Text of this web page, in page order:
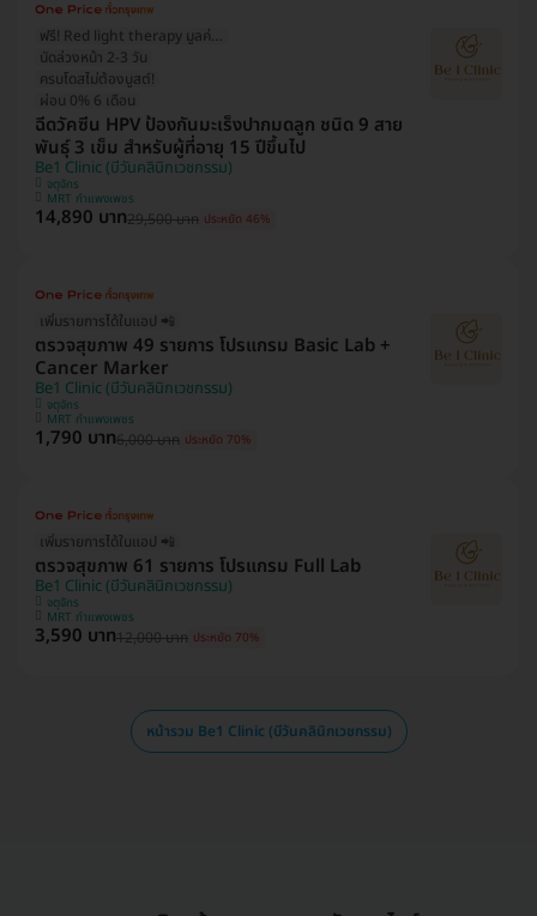
ฟรี! Red light therapy มูลค่า 999 บ.
นัดล่วงหน้า 2-3 วัน
ครบโดสไม่ต้องบูสต์!
ผ่อน 0% 6 เดือน
ฉีดวัคซีน HPV ป้องกันมะเร็งปากมดลูก ชนิด 9 สาย
พันธุ์ 3 เข็ม สำหรับผู้ที่อายุ 15 ปีขึ้นไป
Be1 Clinic (บีวันคลินิกเวชกรรม)
จตุจักร
MRT กำแพงเพชร
14,890 บาท29,500 บาท ประหยัด 46%
เพิ่มรายการได้ในแอป 📲
ตรวจสุขภาพ 49 รายการ โปรแกรม Basic Lab +
Cancer Marker
Be1 Clinic (บีวันคลินิกเวชกรรม)
จตุจักร
MRT กำแพงเพชร
1,790 บาท6,000 บาท ประหยัด 70%
เพิ่มรายการได้ในแอป 📲
ตรวจสุขภาพ 61 รายการ โปรแกรม Full Lab
Be1 Clinic (บีวันคลินิกเวชกรรม)
จตุจักร
MRT กำแพงเพชร
3,590 บาท12,000 บาท ประหยัด 70%
หน้ารวม Be1 Clinic (บีวันคลินิกเวชกรรม)